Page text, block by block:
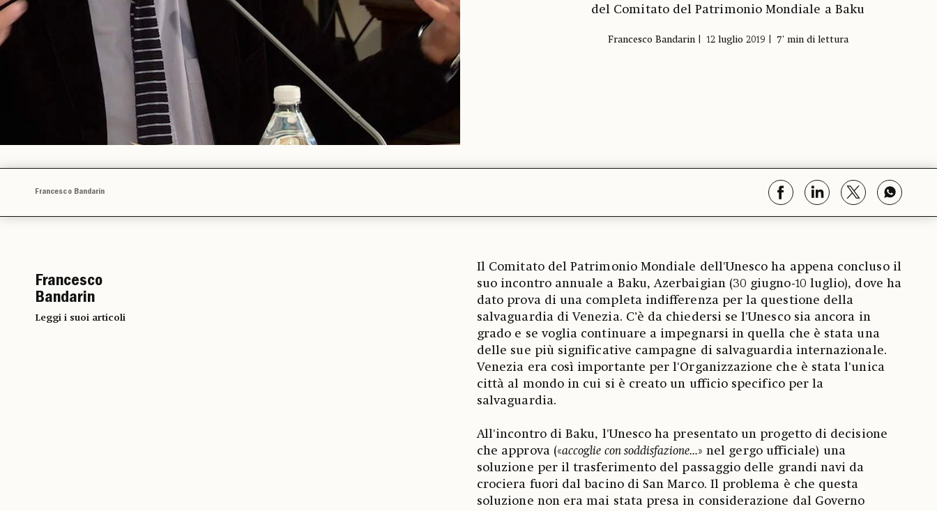
del Comitato del Patrimonio Mondiale a Baku
Francesco Bandarin 12 luglio 2019 7' min di lettura
Francesco Bandarin
Francesco
Bandarin
Leggi i suoi articoli
Il Comitato del Patrimonio Mondiale dell'Unesco ha appena concluso il
suo incontro annuale a Baku, Azerbaigian (30 giugno-10 luglio), dove ha
dato prova di una completa indifferenza per la questione della
salvaguardia di Venezia. C’è da chiedersi se l'Unesco sia ancora in
grado e se voglia continuare a impegnarsi in quella che è stata una
delle sue più significative campagne di salvaguardia internazionale.
Venezia era così importante per l'Organizzazione che è stata l'unica
città al mondo in cui si è creato un ufficio specifico per la
salvaguardia.
All'incontro di Baku, l'Unesco ha presentato un progetto di decisione
che approva («accoglie con soddisfazione...» nel gergo ufficiale) una
soluzione per il trasferimento del passaggio delle grandi navi da
crociera fuori dal bacino di San Marco. Il problema è che questa
soluzione non era mai stata presa in considerazione dal Governo